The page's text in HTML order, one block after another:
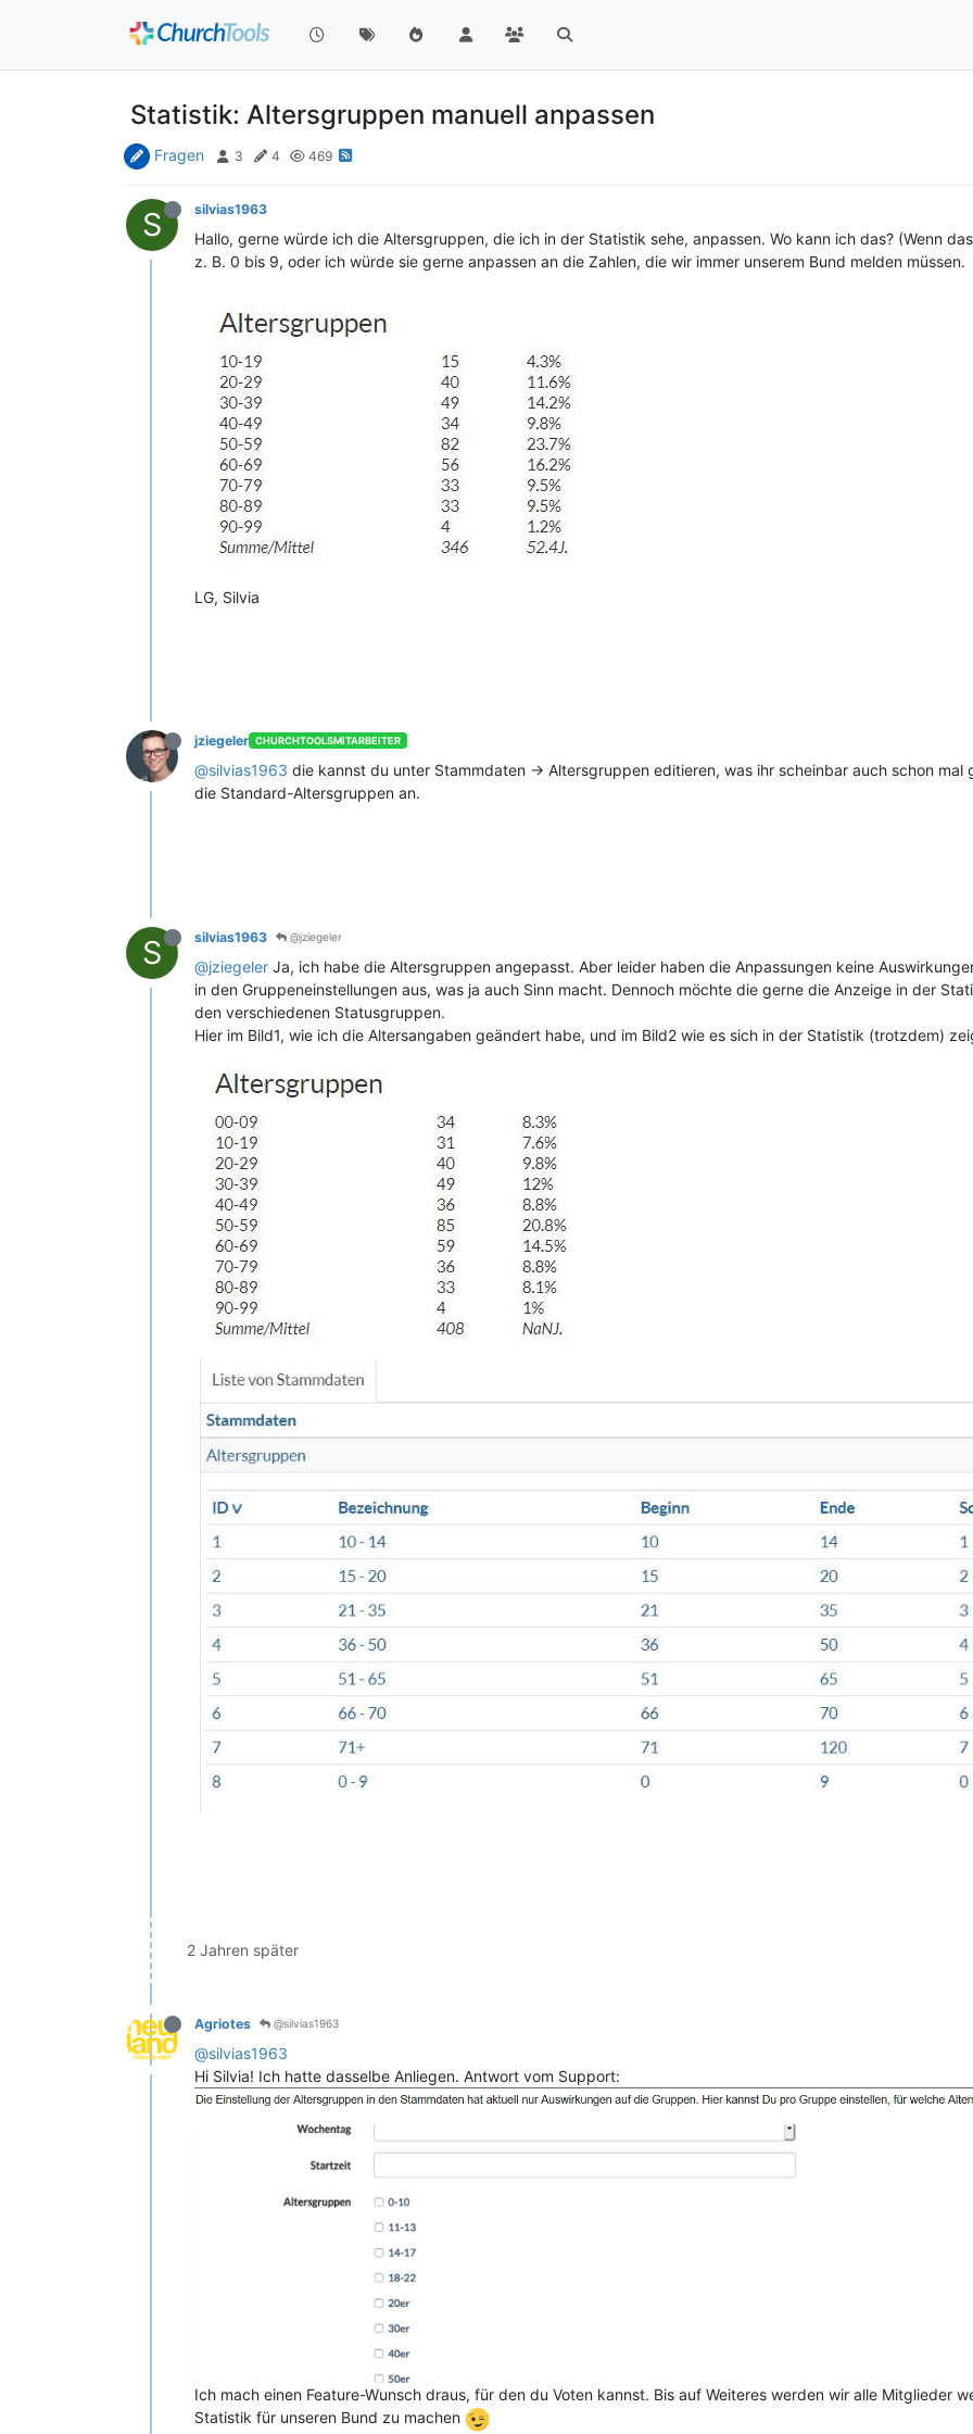
Statistik: Altersgruppen manuell anpassen
Fragen 3 4 469
S silvias1963
Hallo, gerne würde ich die Altersgruppen, die ich in der Statistik sehe, anpassen. Wo kann ich das? (Wenn
z. B. 0 bis 9, oder ich würde sie gerne anpassen an die Zahlen, die wir immer unserem Bund melden müssen.
LG, Silvia
jziegeler CHURCHTOOLSMITARBEITER
@silvias1963 die kannst du unter Stammdaten -> Altersgruppen editieren, was ihr scheinbar auch schon
die Standard-Altersgruppen an.
S silvias1963 @jziegeler
@jziegeler Ja, ich habe die Altersgruppen angepasst. Aber leider haben die Anpassungen keine
in den Gruppeneinstellungen aus, was ja auch Sinn macht. Dennoch möchte die gerne die Anzeige in der
den verschiedenen Statusgruppen.
Hier im Bild1, wie ich die Altersangaben geändert habe, und im Bild2 wie es sich in der Statistik (trotzdem)
2 Jahren später
Agriotes @silvias1963
@silvias1963
Hi Silvia! Ich hatte dasselbe Anliegen. Antwort vom Support:
Ich mach einen Feature-Wunsch draus, für den du Voten kannst. Bis auf Weiteres werden wir alle Mitglieder
Statistik für unseren Bund zu machen